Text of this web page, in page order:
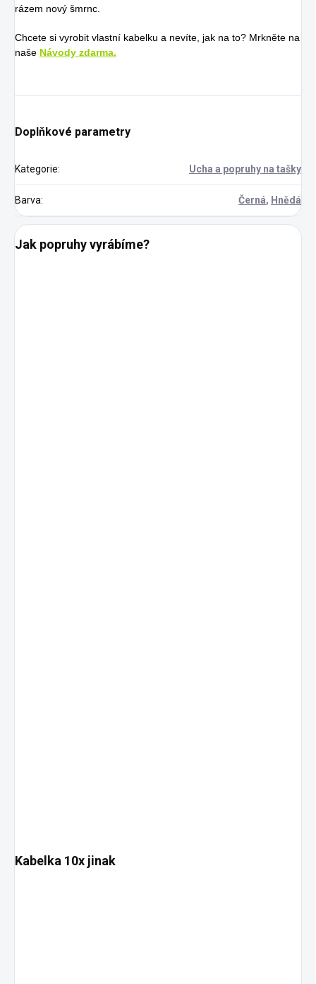
rázem nový šmrnc.
Chcete si vyrobit vlastní kabelku a nevíte, jak na to? Mrkněte na
naše Návody zdarma.
Doplňkové parametry
Kategorie: Ucha a popruhy na tašky
Barva: Černá, Hnědá
Jak popruhy vyrábíme?
Kabelka 10x jinak